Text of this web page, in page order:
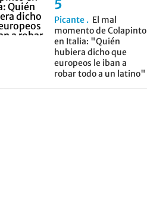
Picante
El mal
momento de Colapinto
en Italia: "Quién
hubiera dicho que
europeos le iban a
robar todo a un latino"